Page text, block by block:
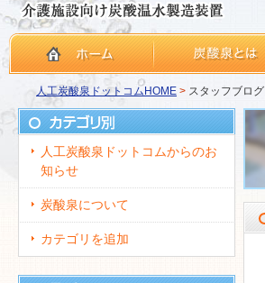
人工炭酸泉ドットコムHOME > スタッフブログ
人工炭酸泉ドットコムからのお
知らせ
炭酸泉について
カテゴリを追加